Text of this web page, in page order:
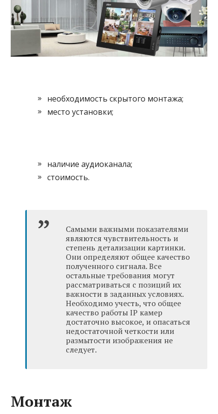
необходимость скрытого монтажа;
место установки;
наличие аудиоканала;
стоимость.
Самыми важными показателями
являются чувствительность и
степень детализации картинки.
Они определяют общее качество
полученного сигнала. Все
остальные требования могут
рассматриваться с позиций их
важности в заданных условиях.
Необходимо учесть, что общее
качество работы IP камер
достаточно высокое, и опасаться
недостаточной четкости или
размытости изображения не
следует.
Монтаж